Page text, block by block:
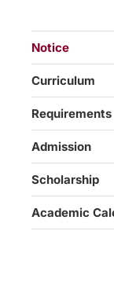
Notice
Curriculum
Requirements
Admission
Scholarship
Academic